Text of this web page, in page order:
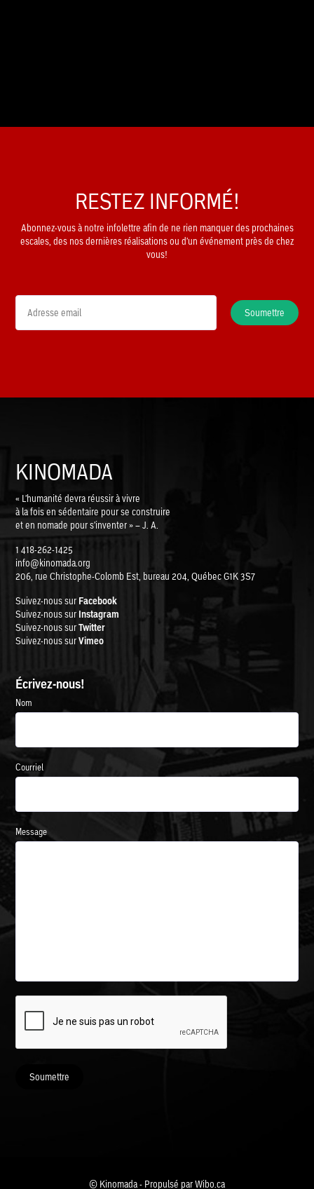
RESTEZ INFORMÉ!
Abonnez-vous à notre infolettre afin de ne rien manquer des prochaines
escales, des nos dernières réalisations ou d'un événement près de chez
vous!
Soumettre
KINOMADA
« L'humanité devra réussir à vivre
à la fois en sédentaire pour se construire
et en nomade pour s'inventer » – J. A.
1 418-262-1425
info@kinomada.org
206, rue Christophe-Colomb Est, bureau 204, Québec G1K 3S7
Suivez-nous sur Facebook
Suivez-nous sur Instagram
Suivez-nous surTwitter
Suivez-nous surVimeo
Écrivez-nous!
Nom
Courriel
Message
Soumettre
© Kinomada - Propulsé parWibo.ca